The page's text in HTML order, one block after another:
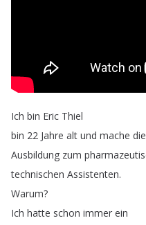
Ich bin Eric Thiel
bin 22 Jahre alt und mache die
Ausbildung zum
technischen Assistenten.
Warum?
Ich hatte schon immer ein